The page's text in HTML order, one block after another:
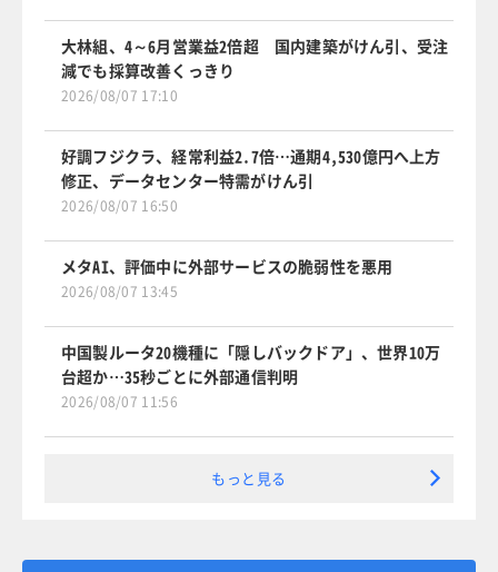
大林組、4～6月営業益2倍超 国内建築がけん引、受注
減でも採算改善くっきり
2026/08/07 17:10
好調フジクラ、経常利益2.7倍…通期4,530億円へ上方
修正、データセンター特需がけん引
2026/08/07 16:50
メタAI、評価中に外部サービスの脆弱性を悪用
2026/08/07 13:45
中国製ルータ20機種に「隠しバックドア」、世界10万
台超か…35秒ごとに外部通信判明
2026/08/07 11:56
もっと見る